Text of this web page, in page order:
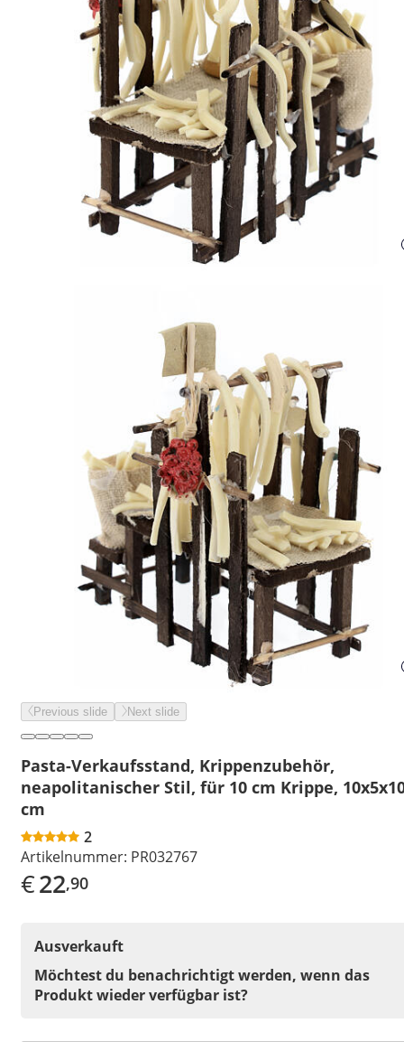
Previous slide Next slide
Pasta-Verkaufsstand, Krippenzubehör,
neapolitanischer Stil, für 10 cm Krippe,
cm
2
Artikelnummer: PR032767
€22,90
Ausverkauft
Möchtest du benachrichtigt werden, wenn das
Produkt wieder verfügbar ist?